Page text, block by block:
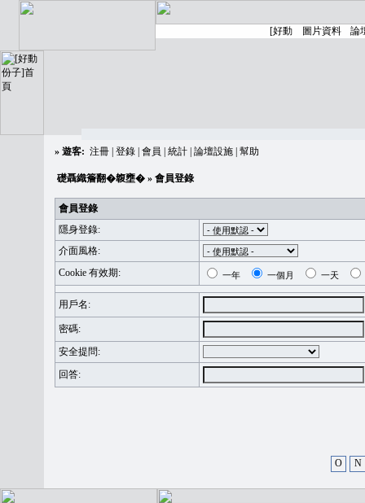
» 遊客: 注冊 登錄 會員 統計 論壇設施 幫助
礎聶織簷翻�䪖壅� » 會員登錄
會員登錄
隱身登錄:
介面風格:
Cookie 有效期:
一年 一個月 一天
用戶名:
密碼:
安全提問:
回答:
O N